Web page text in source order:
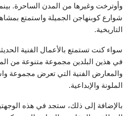
وأوترخت وغيرها من المدن الساحرة.
شوارع كوبنهاجن الجميلة واستمتع
التاريخية.
سواء كنت تستمتع بالأعمال الفنية
في هذين البلدين مجموعة متنوعة من
والمعارض الفنية التي تعرض مجموعة
الملونة والإبداعية.
بالإضافة إلى ذلك، ستجد في هذه